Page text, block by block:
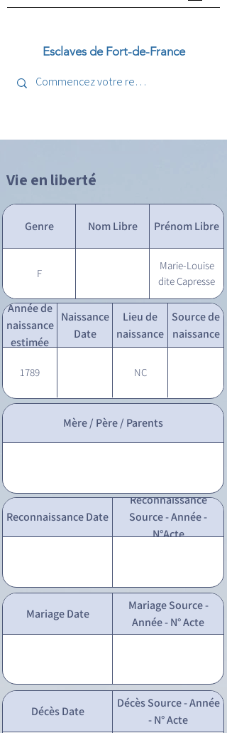
Esclaves de Fort-de-France
Vie en liberté
Genre Nom Libre Prénom Libre
F
Marie-Louise
dite Capresse
Année de
naissance
estimée
Naissance
Date
Lieu de
naissance
Source de
naissance
1789 NC
Mère / Père / Parents
Reconnaissance Date
Reconnaissance
Source - Année -
N°Acte
Mariage Date
Mariage Source -
Année - N° Acte
Décès Date
Décès Source - Année
- N° Acte